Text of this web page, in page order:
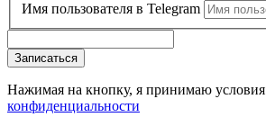
Имя пользователя в Telegram
Записаться
Нажимая на кнопку, я принимаю условия
конфиденциальности